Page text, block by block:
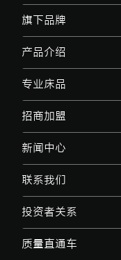
旗下品牌
产品介绍
专业床品
招商加盟
新闻中心
联系我们
投资者关系
质量直通车